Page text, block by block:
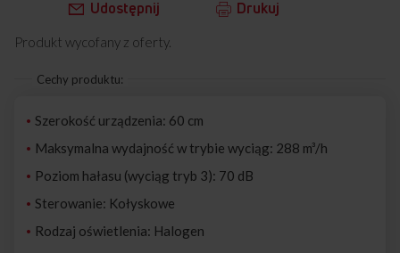
Udostępnij Drukuj
Produkt wycofany z oferty.
Cechy produktu:
Szerokość urządzenia: 60 cm
Maksymalna wydajność w trybie wyciąg: 288 m³/h
Poziom hałasu (wyciąg tryb 3): 70 dB
Sterowanie: Kołyskowe
Rodzaj oświetlenia: Halogen